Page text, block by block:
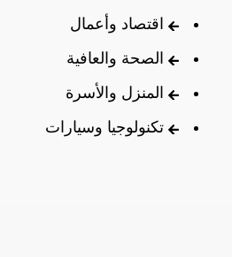
اقتصاد وأعمال
الصحة والعافية
المنزل والأسرة
تكنولوجيا وسيارات